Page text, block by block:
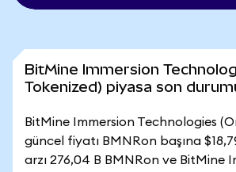
BitMine Immersion
Tokenized) piyasa son
BitMine Immersion Technologies
güncel fiyatı BMNRon başına
arzı 276,04 B BMNRon ve BitMine